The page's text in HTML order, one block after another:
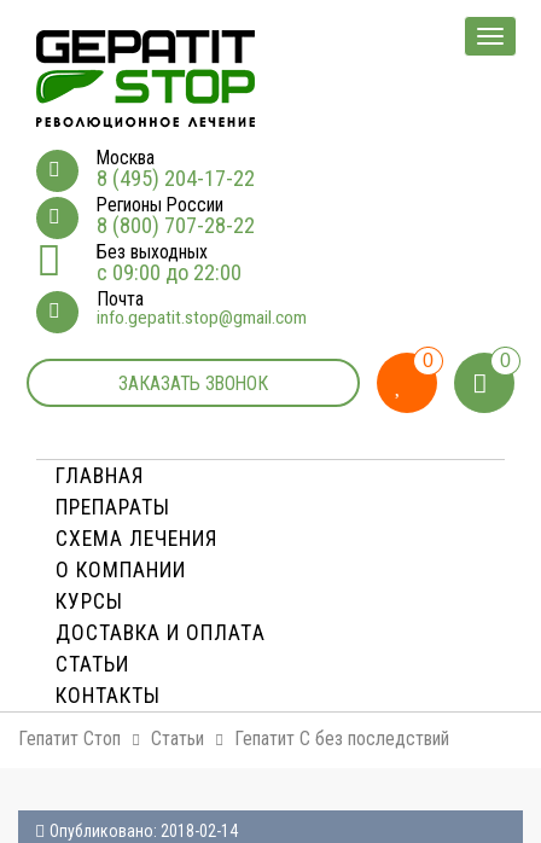
Москва
8 (495) 204-17-22
Регионы России
8 (800) 707-28-22
Без выходных
с 09:00 до 22:00
Почта
info.gepatit.stop@gmail.com
ЗАКАЗАТЬ ЗВОНОК
0 0
ГЛАВНАЯ
ПРЕПАРАТЫ
СХЕМА ЛЕЧЕНИЯ
О КОМПАНИИ
КУРСЫ
ДОСТАВКА И ОПЛАТA
СТАТЬИ
КОНТАКТЫ
Гепатит Стоп Статьи Гепатит С без последствий
Опубликовано: 2018-02-14